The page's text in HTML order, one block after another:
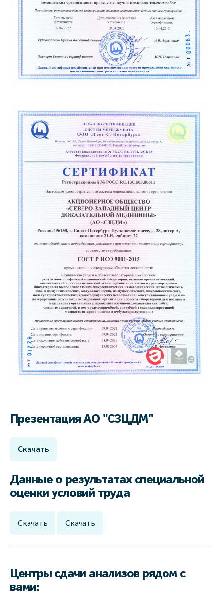
Презентация АО "СЗЦДМ"
Скачать
Данные о результатах специальной
оценки условий труда
Скачать Скачать
Центры сдачи анализов рядом с
вами: